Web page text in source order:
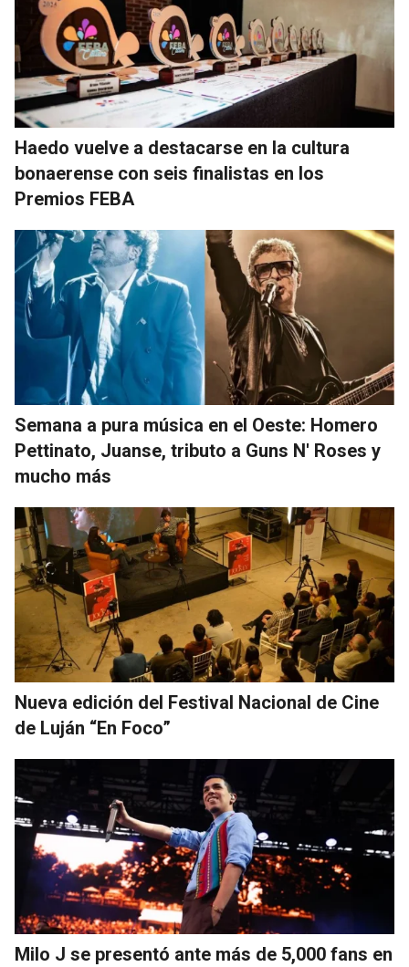
Haedo vuelve a destacarse en la cultura
bonaerense con seis finalistas en los
Premios FEBA
Semana a pura música en el Oeste: Homero
Pettinato, Juanse, tributo a Guns N' Roses y
mucho más
Nueva edición del Festival Nacional de Cine
de Luján “En Foco”
Milo J se presentó ante más de 5,000 fans en